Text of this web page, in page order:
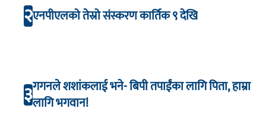
२एनपीएलको तेस्रो संस्करण कार्तिक ९ देखि
३गगनले शशांकलाई भने- बिपी तपाईंका लागि पिता, हाम्रा
लागि भगवान!